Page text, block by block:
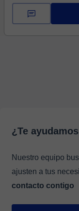
¿Te
Nuestro equipo
ajusten a tus
contacto contigo